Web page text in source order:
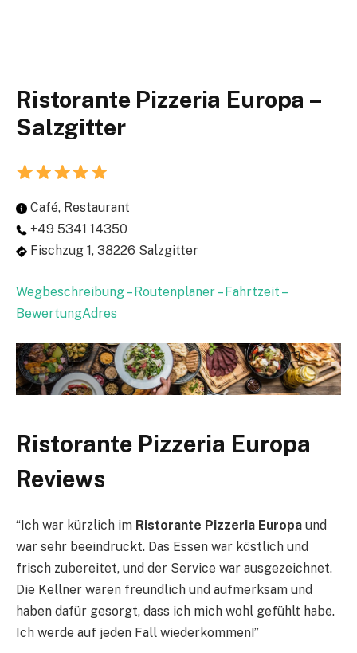
Ristorante Pizzeria Europa –
Salzgitter
Café, Restaurant
+49 5341 14350
Fischzug 1, 38226 Salzgitter
Wegbeschreibung – Routenplaner – Fahrtzeit –
BewertungAdres
Ristorante Pizzeria Europa
Reviews
“Ich war kürzlich im Ristorante Pizzeria Europa und
war sehr beeindruckt. Das Essen war köstlich und
frisch zubereitet, und der Service war ausgezeichnet.
Die Kellner waren freundlich und aufmerksam und
haben dafür gesorgt, dass ich mich wohl gefühlt habe.
Ich werde auf jeden Fall wiederkommen!”